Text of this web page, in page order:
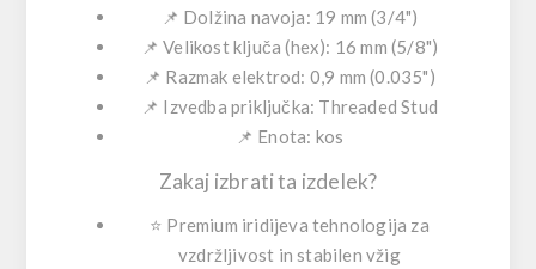
📌 Dolžina navoja: 19 mm (3/4")
📌 Velikost ključa (hex): 16 mm (5/8")
📌 Razmak elektrod: 0,9 mm (0.035")
📌 Izvedba priključka: Threaded Stud
📌 Enota: kos
Zakaj izbrati ta izdelek?
⭐ Premium iridijeva tehnologija za
vzdržljivost in stabilen vžig